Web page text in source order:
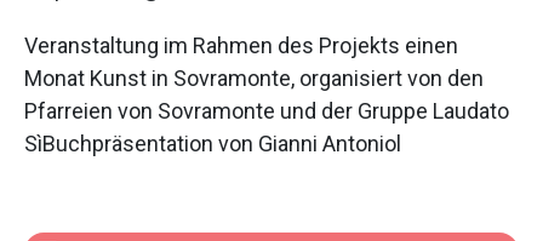
Veranstaltung im Rahmen des Projekts einen
Monat Kunst in Sovramonte, organisiert von den
Pfarreien von Sovramonte und der Gruppe Laudato
SìBuchpräsentation von Gianni Antoniol